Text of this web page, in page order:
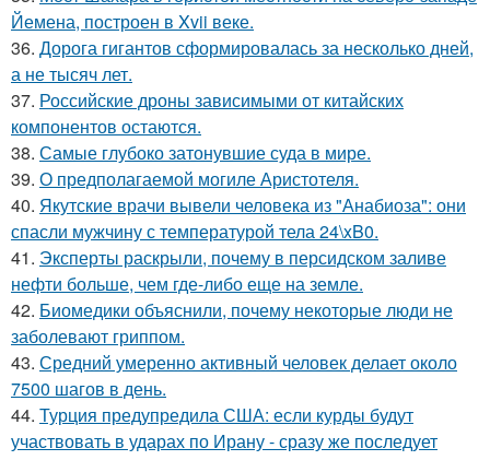
Йемена, построен в Xvii веке.
36. Дорога гигантов сформировалась за несколько дней,
а не тысяч лет.
37. Российские дроны зависимыми от китайских
компонентов остаются.
38. Самые глубоко затонувшие суда в мире.
39. О предполагаемой могиле Аристотеля.
40. Якутские врачи вывели человека из "Анабиоза": они
спасли мужчину с температурой тела 24\xB0.
41. Эксперты раскрыли, почему в персидском заливе
нефти больше, чем где-либо еще на земле.
42. Биомедики объяснили, почему некоторые люди не
заболевают гриппом.
43. Средний умеренно активный человек делает около
7500 шагов в день.
44. Турция предупредила США: если курды будут
участвовать в ударах по Ирану - сразу же последует